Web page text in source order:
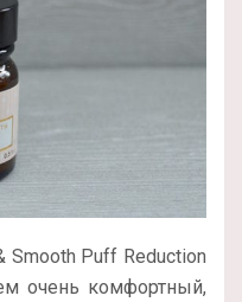
Puff Reduction
очень комфортный,